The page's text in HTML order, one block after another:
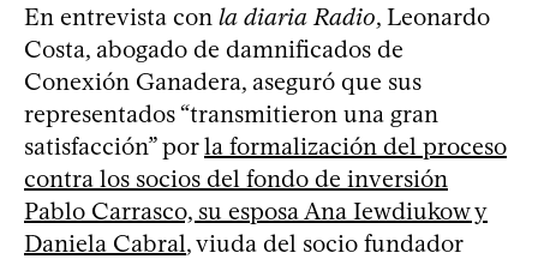
En entrevista con la diaria Radio, Leonardo
Costa, abogado de damnificados de
Conexión Ganadera, aseguró que sus
representados “transmitieron una gran
satisfacción” porla formalización del proceso
contra los socios del fondo de inversión
Pablo Carrasco, su esposa Ana Iewdiukow y
Daniela Cabral, viuda del socio fundador